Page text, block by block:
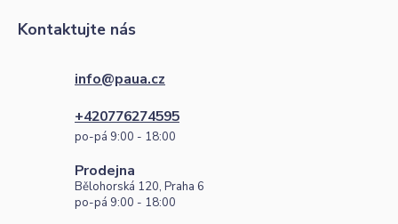
Kontaktujte nás
info@paua.cz
+420776274595
po-pá 9:00 - 18:00
Prodejna
Bělohorská 120, Praha 6
po-pá 9:00 - 18:00